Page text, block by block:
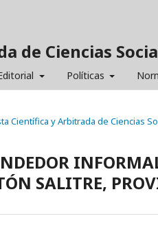
de Ciencias
Políticas
Científica y Arbitrada de Ciencias
SALITRE,